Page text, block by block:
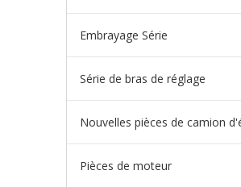
Embrayage Série
Série de bras de réglage
Pièces de moteur